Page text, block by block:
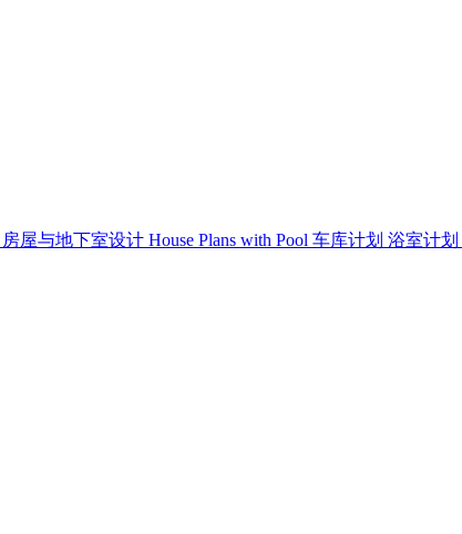
房屋与地下室设计 House Plans with Pool 车库计划 浴室计划